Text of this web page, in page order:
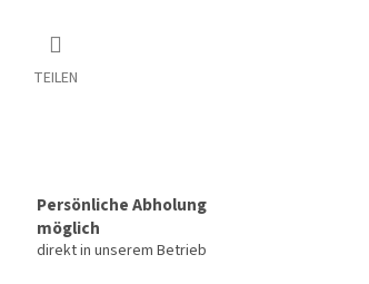
TEILEN
Persönliche Abholung
möglich
direkt in unserem Betrieb